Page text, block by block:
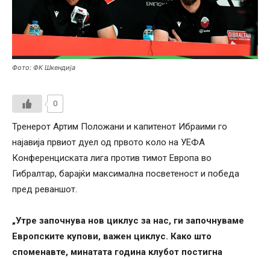
Фото: ФК Шкендија
0
Тренерот Артим Положани и капитенот Ибраими го
најавија првиот дуел од првото коло на УЕФА
Конференциската лига против тимот Европа во
Гибралтар, барајќи максимална посветеност и победа
пред реваншот.
„Утре започнува нов циклус за нас, ги започнуваме
Европските купови, важен циклус. Како што
споменавте, минатата година клубот постигна